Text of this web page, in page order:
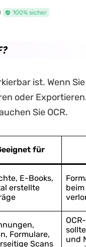
100% sicher
ist. Wenn
oder
Sie OCR.
für
E-Books,
erstellte
Formulare,
Scans
und